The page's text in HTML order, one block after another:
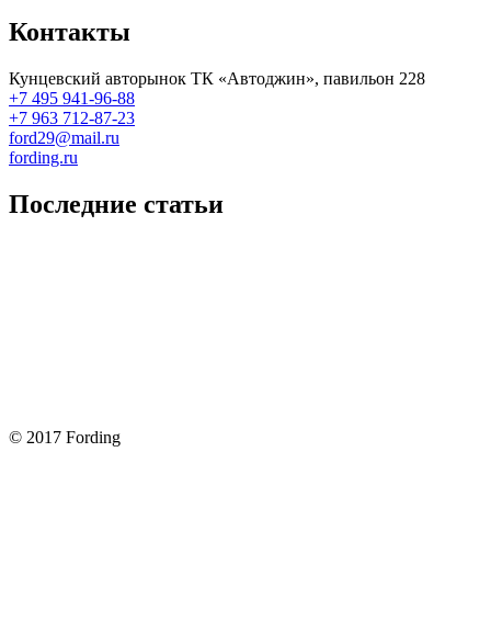
Контакты
Кунцевский авторынок ТК «Автоджин», павильон 228
+7 495 941-96-88
+7 963 712-87-23
ford29@mail.ru
fording.ru
Последние статьи
© 2017 Fording